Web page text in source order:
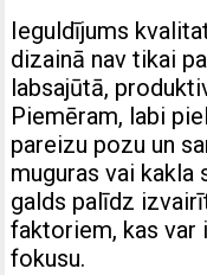
Ieguldījums
dizainā nav tikai
labsajūtā,
Piemēram, labi
pareizu pozu un
muguras vai kakla
galds palīdz
faktoriem, kas var
fokusu.